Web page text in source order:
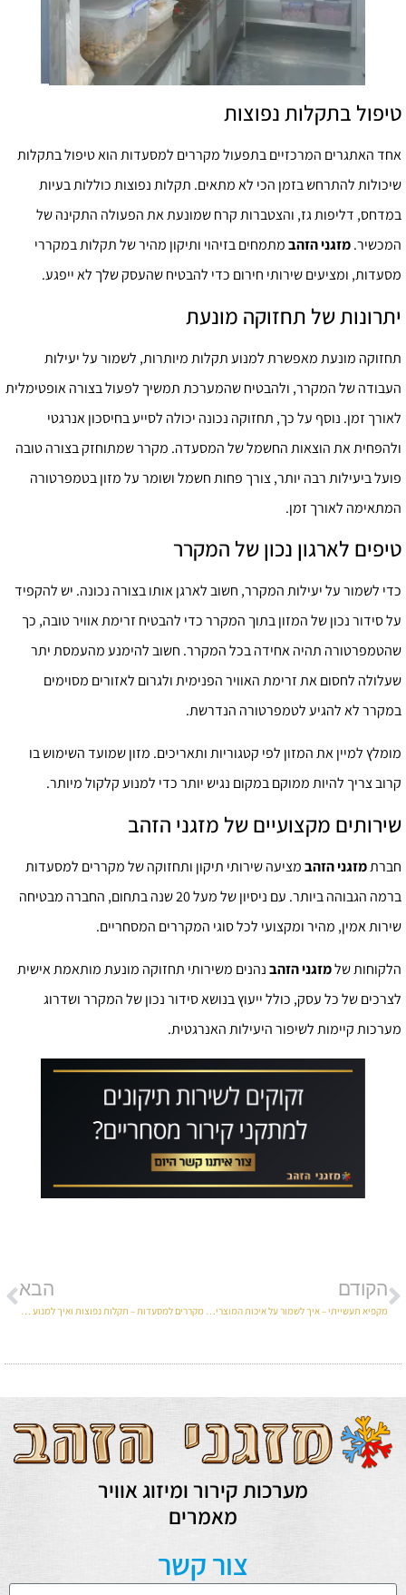
טיפול בתקלות נפוצות
אחד האתגרים המרכזיים בתפעול מקררים למסעדות הוא טיפול בתקלות
שיכולות להתרחש בזמן הכי לא מתאים. תקלות נפוצות כוללות בעיות
במדחס, דליפות גז, והצטברות קרח שמונעת את הפעולה התקינה של
המכשיר.מזגני הזהבמתמחים בזיהוי ותיקון מהיר של תקלות במקררי
מסעדות, ומציעים שירותי חירום כדי להבטיח שהעסק שלך לא ייפגע.
יתרונות של תחזוקה מונעת
תחזוקה מונעת מאפשרת למנוע תקלות מיותרות, לשמור על יעילות
העבודה של המקרר, ולהבטיח שהמערכת תמשיך לפעול בצורה אופטימלית
לאורך זמן. נוסף על כך, תחזוקה נכונה יכולה לסייע בחיסכון אנרגטי
ולהפחית את הוצאות החשמל של המסעדה. מקרר שמתוחזק בצורה טובה
פועל ביעילות רבה יותר, צורך פחות חשמל ושומר על מזון בטמפרטורה
המתאימה לאורך זמן.
טיפים לארגון נכון של המקרר
כדי לשמור על יעילות המקרר, חשוב לארגן אותו בצורה נכונה. יש להקפיד
על סידור נכון של המזון בתוך המקרר כדי להבטיח זרימת אוויר טובה, כך
שהטמפרטורה תהיה אחידה בכל המקרר. חשוב להימנע מהעמסת יתר
שעלולה לחסום את זרימת האוויר הפנימית ולגרום לאזורים מסוימים
במקרר לא להגיע לטמפרטורה הנדרשת.
מומלץ למיין את המזון לפי קטגוריות ותאריכים. מזון שמועד השימוש בו
קרוב צריך להיות ממוקם במקום נגיש יותר כדי למנוע קלקול מיותר.
שירותים מקצועיים של מזגני הזהב
חברתמזגני הזהבמציעה שירותי תיקון ותחזוקה של מקררים למסעדות
ברמה הגבוהה ביותר. עם ניסיון של מעל 20 שנה בתחום, החברה מבטיחה
שירות אמין, מהיר ומקצועי לכל סוגי המקררים המסחריים.
הלקוחות שלמזגני הזהבנהנים משירותי תחזוקה מונעת מותאמת אישית
לצרכים של כל עסק, כולל ייעוץ בנושא סידור נכון של המקרר ושדרוג
מערכות קיימות לשיפור היעילות האנרגטית.
הקודם
מקפיא תעשייתי – איך לשמור על איכות המוצרים בטמפרטורה קבועה?
הבא
מקררים למסעדות – תקלות נפוצות ואיך למנוע אותן
מערכות קירור ומיזוג אוויר
מאמרים
צור קשר